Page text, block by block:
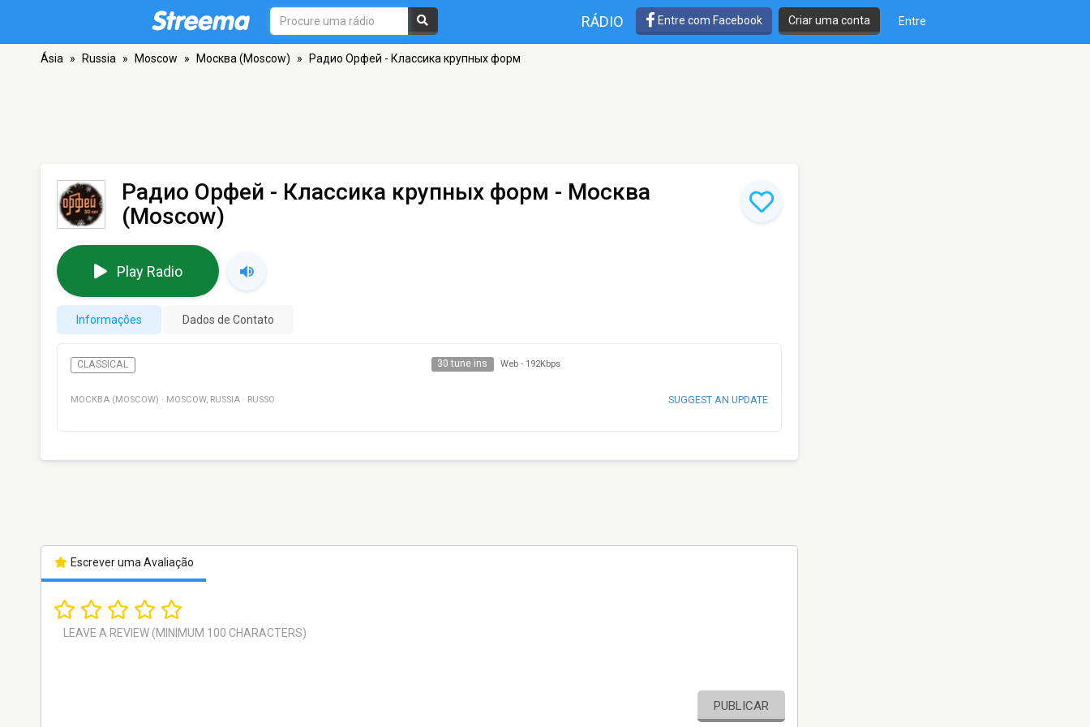
RÁDIO Entre com Facebook Criar uma conta Entre
Ásia » Russia » Moscow » Москва (Moscow) » Радио Орфей - Классика крупных форм
Радио Орфей - Классика крупных форм - Москва
(Moscow)
Play Radio
Informações Dados de Contato
CLASSICAL 30 tune ins Web - 192Kbps
МОСКВА (MOSCOW) · MOSCOW, RUSSIA · RUSSO SUGGEST AN UPDATE
Escrever uma Avaliação
PUBLICAR